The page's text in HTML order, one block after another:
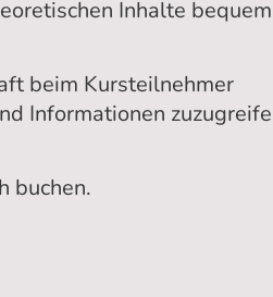
Inhalte bequem
beim Kursteilnehmer
Informationen
buchen.